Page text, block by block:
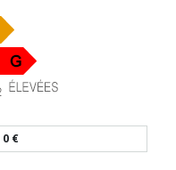
0 €